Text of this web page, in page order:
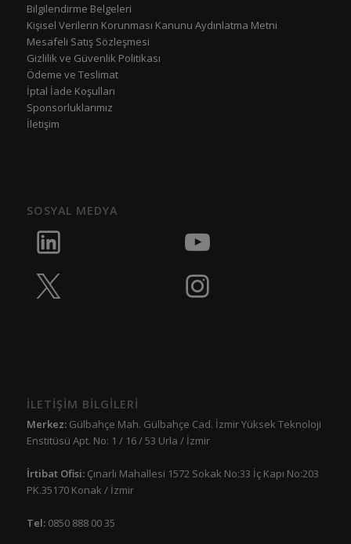
Bilgilendirme Belgeleri
Kişisel Verilerin Korunması Kanunu Aydınlatma Metni
Mesafeli Satış Sözleşmesi
Gizlilik ve Güvenlik Politikası
Ödeme ve Teslimat
İptal İade Koşulları
Sponsorluklarımız
İletişim
SOSYAL MEDYA
İLETİŞİM BİLGİLERİ
Merkez:Gülbahçe Mah. Gülbahçe Cad. İzmir Yüksek Teknoloji
Enstitüsü Apt. No: 1 / 16 / 53 Urla / İzmir
İrtibat Ofisi: Çınarlı Mahallesi 1572 Sokak No:33 İç Kapı No:203
PK.35170 Konak / İzmir
Tel:0850 888 00 35